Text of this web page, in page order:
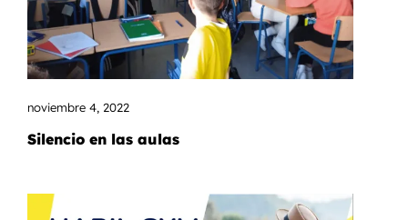
noviembre 4, 2022
Silencio en las aulas